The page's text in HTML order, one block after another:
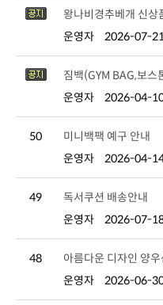
왕나비경추베개 신상
운영자
2026-07-
짐백(GYM BAG,보스
운영자
2026-04-
50
미니백팩 예구 안내
운영자
2026-04-
49
독서쿠션 배송안내
운영자
2026-07-
48
아름다운 디자인 양
운영자
2026-06-